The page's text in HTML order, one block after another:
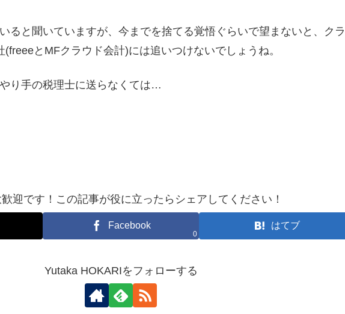
ると聞いていますが、今までを捨てる覚悟ぐらいで望まないと、ク
(freeeとMFクラウド会計)には追いつけないでしょうね。
り手の税理士に送らなくては…
迎です！この記事が役に立ったらシェアしてください！
Facebook
0
はてブ
Yutaka HOKARIをフォローする